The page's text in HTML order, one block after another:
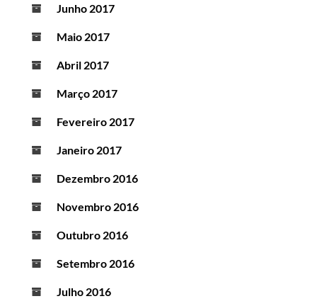
Junho 2017
Maio 2017
Abril 2017
Março 2017
Fevereiro 2017
Janeiro 2017
Dezembro 2016
Novembro 2016
Outubro 2016
Setembro 2016
Julho 2016